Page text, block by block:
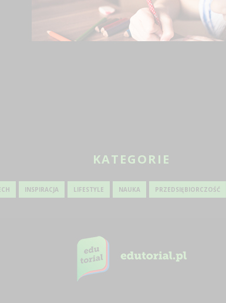
KATEGORIE
INSPIRACJA LIFESTYLE NAUKA PRZEDSIĘBIORCZOŚĆ